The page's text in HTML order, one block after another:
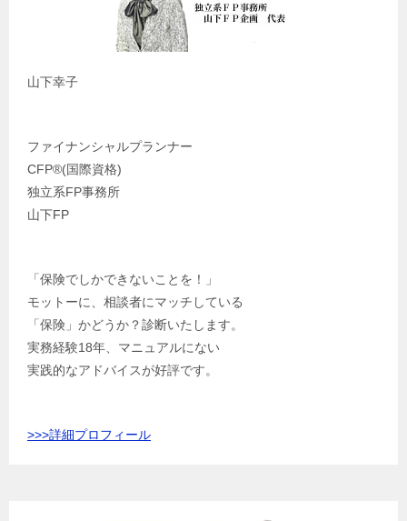
山下幸子
ファイナンシャルプランナー
CFP®️(国際資格)
独立系FP事務所
山下FP
「保険でしかできないことを！」
モットーに、相談者にマッチしている
「保険」かどうか？診断いたします。
実務経験18年、マニュアルにない
実践的なアドバイスが好評です。
>>>詳細プロフィール